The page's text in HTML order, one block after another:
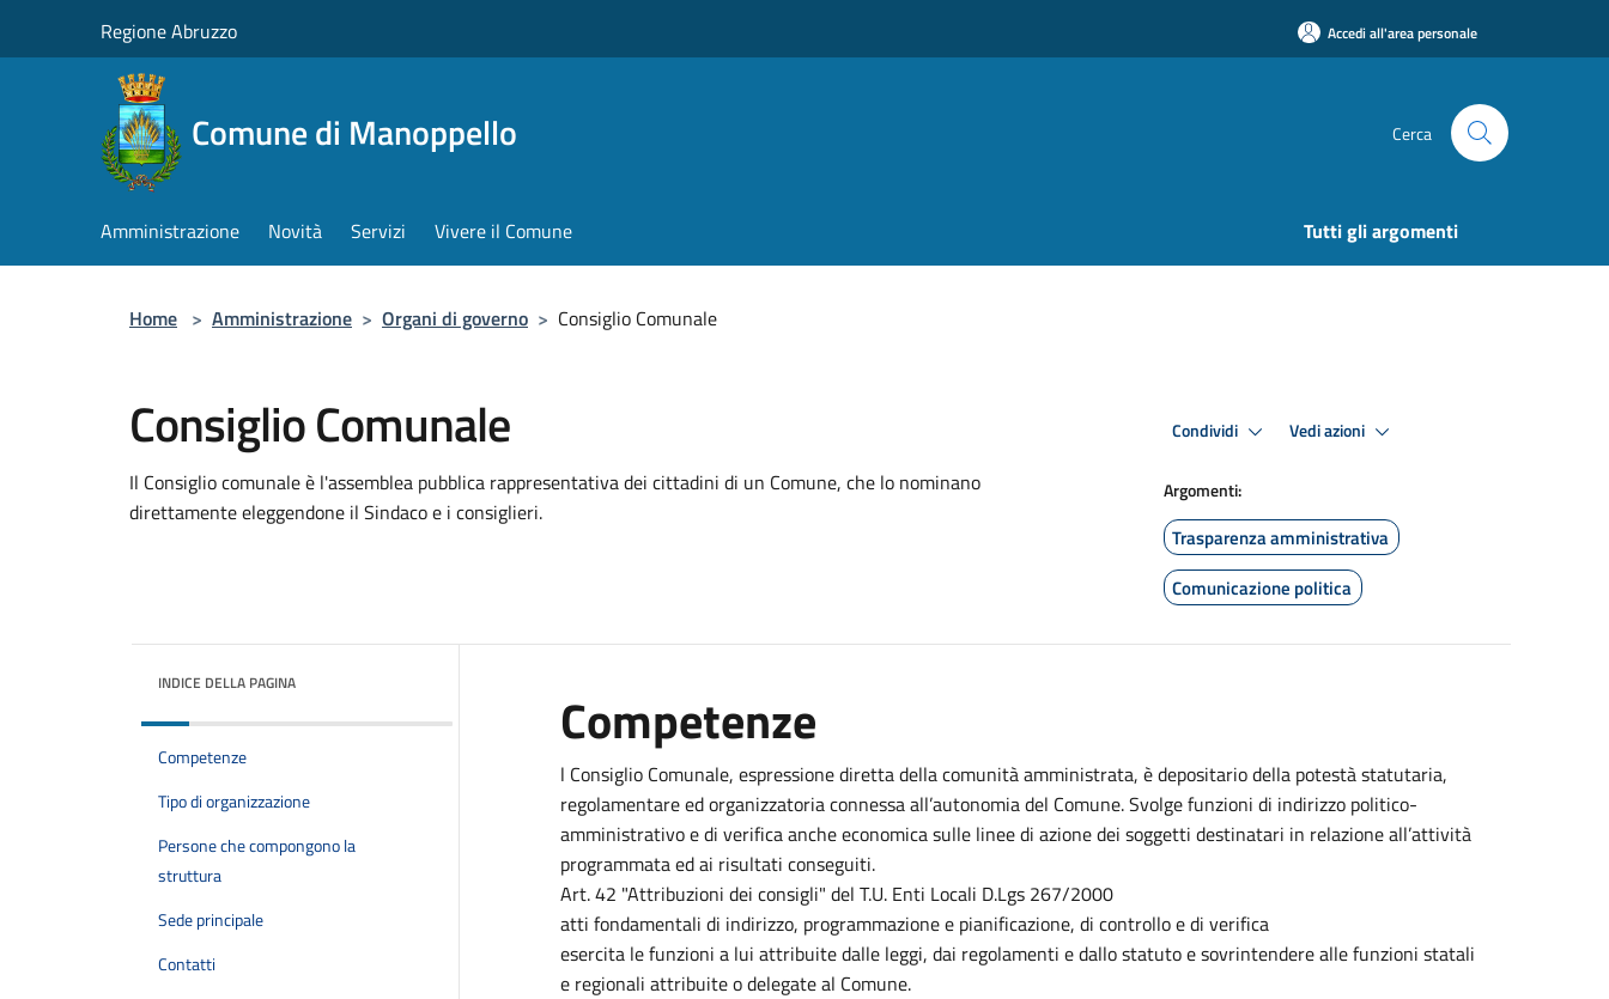
Regione Abruzzo Accedi all'area personale
Comune di Manoppello Cerca
Amministrazione Novità Servizi Vivere il Comune Tutti gli argomenti
Home > Amministrazione > Organi di governo > Consiglio Comunale
Consiglio Comunale
Il Consiglio comunale è l'assemblea pubblica rappresentativa dei cittadini di un Comune, che lo nominano
direttamente eleggendone il Sindaco e i consiglieri.
Condividi Vedi azioni
Argomenti:
Trasparenza amministrativa
Comunicazione politica
INDICE DELLA PAGINA
Competenze
Tipo di organizzazione
Persone che compongono la
struttura
Sede principale
Contatti
Competenze
l Consiglio Comunale, espressione diretta della comunità amministrata, è depositario della potestà statutaria,
regolamentare ed organizzatoria connessa all’autonomia del Comune. Svolge funzioni di indirizzo politico-
amministrativo e di verifica anche economica sulle linee di azione dei soggetti destinatari in relazione all’attività
programmata ed ai risultati conseguiti.
Art. 42 "Attribuzioni dei consigli" del T.U. Enti Locali D.Lgs 267/2000
atti fondamentali di indirizzo, programmazione e pianificazione, di controllo e di verifica
esercita le funzioni a lui attribuite dalle leggi, dai regolamenti e dallo statuto e sovrintendere alle funzioni statali
e regionali attribuite o delegate al Comune.